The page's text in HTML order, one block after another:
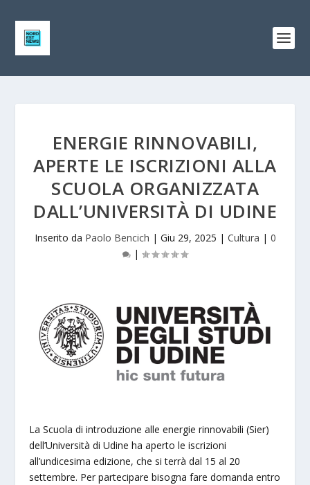
ENERGIE RINNOVABILI,
APERTE LE ISCRIZIONI ALLA
SCUOLA ORGANIZZATA
DALL’UNIVERSITÀ DI UDINE
Inserito da Paolo Bencich | Giu 29, 2025 | Cultura | 0
|
La Scuola di introduzione alle energie rinnovabili (Sier)
dell’Università di Udine ha aperto le iscrizioni
all’undicesima edizione, che si terrà dal 15 al 20
settembre. Per partecipare bisogna fare domanda entro